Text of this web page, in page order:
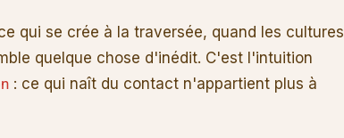
qui se crée à la traversée, quand les cultures
quelque chose d'inédit. C'est l'intuition
: ce qui naît du contact n'appartient plus à